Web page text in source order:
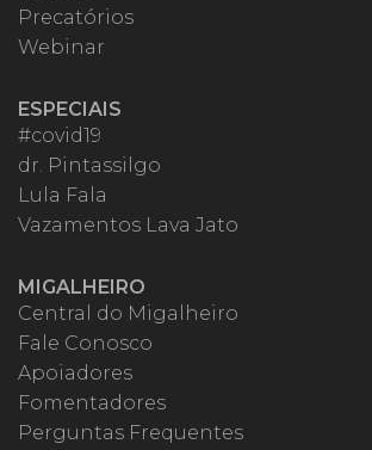
Precatórios
Webinar
ESPECIAIS
#covid19
dr. Pintassilgo
Lula Fala
Vazamentos Lava Jato
MIGALHEIRO
Central do Migalheiro
Fale Conosco
Apoiadores
Fomentadores
Perguntas Frequentes